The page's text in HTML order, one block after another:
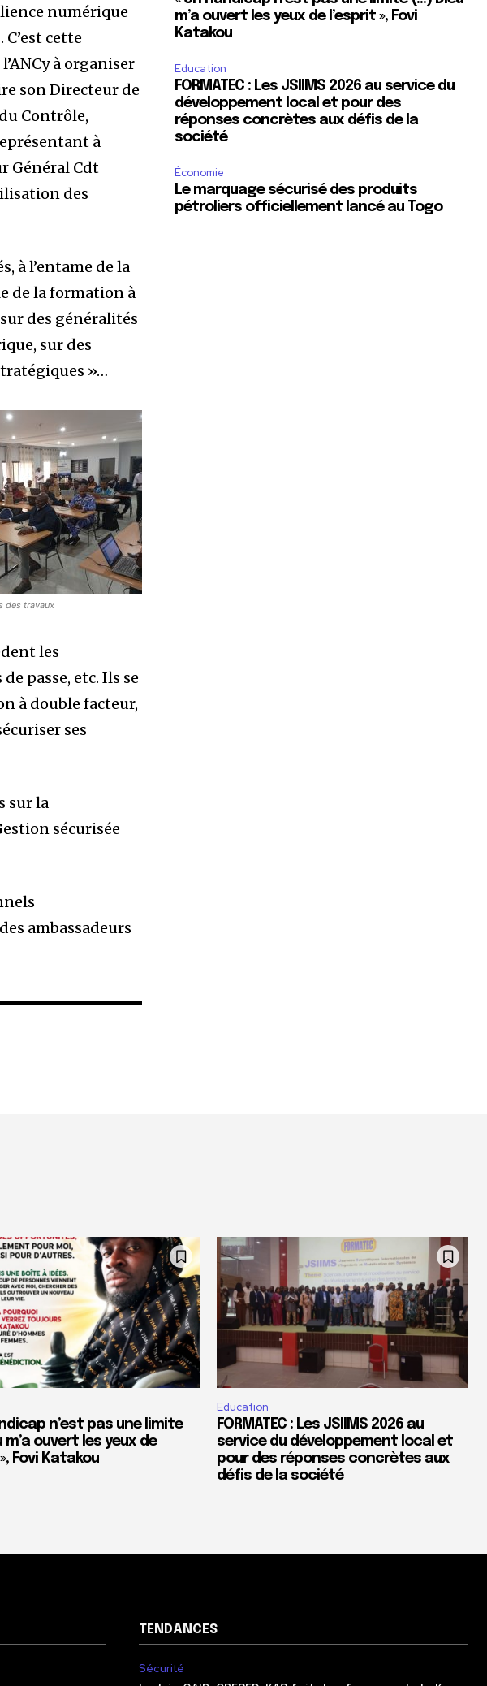
numérique
cette
à organiser
son Directeur de
Contrôle,
à
Général Cdt
des
à l’entame de la
de la formation à
des généralités
sur des
»…
des travaux
les
passe, etc. Ils se
à double facteur,
ses
sur la
sécurisée
ambassadeurs
m’a ouvert les yeux de l’esprit », Fovi
Katakou
Education
FORMATEC : Les JSIIMS 2026 au service du
développement local et pour des
réponses concrètes aux défis de la
société
Économie
Le marquage sécurisé des produits
pétroliers officiellement lancé au Togo
n’est pas une limite
m’a ouvert les yeux de
Fovi Katakou
Education
FORMATEC : Les JSIIMS 2026 au
service du développement local et
pour des réponses concrètes aux
défis de la société
TENDANCES
Sécurité